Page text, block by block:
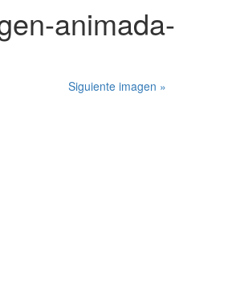
animada-
Siguiente imagen »